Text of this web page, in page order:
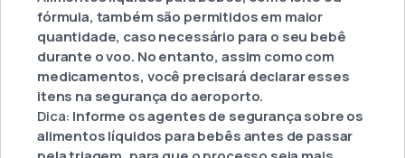
fórmula, também são permitidos em maior
quantidade, caso necessário para o seu bebê
durante o voo. No entanto, assim como com
medicamentos, você precisará declarar esses
itens na segurança do aeroporto.
Dica: Informe os agentes de segurança sobre os
alimentos líquidos para bebês antes de passar